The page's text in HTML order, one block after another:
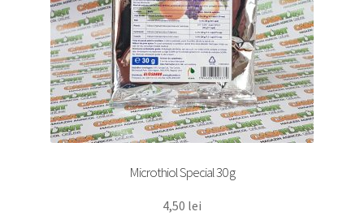
Microthiol Special 30 g
4,50 lei